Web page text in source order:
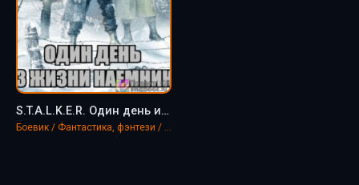
S.T.A.L.K.E.R. Один день из жизни наемника - Константин Арушанов
Боевик / Фантастика, фэнтези / S.T.A.L.K.E.R.